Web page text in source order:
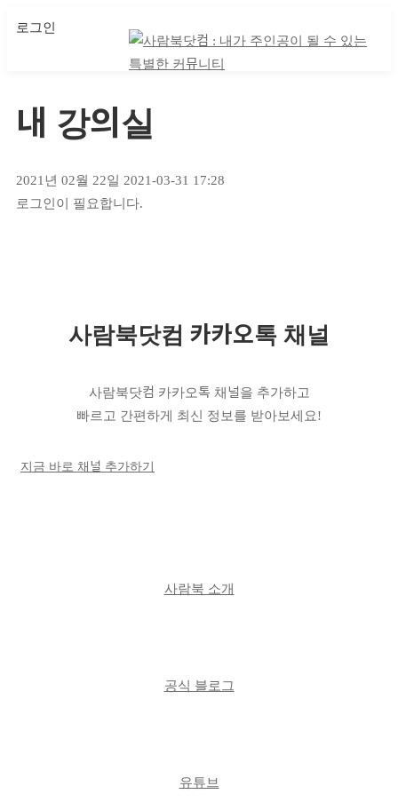
로그인
마이 클래스
내 강의실
2021년 02월 22일 2021-03-31 17:28
내
로그인이 필요합니다.
사람북닷컴 카카오톡 채널
사람북닷컴 카카오톡 채널을 추가하고
빠르고 간편하게 최신 정보를 받아보세요!
지금 바로 채널 추가하기
사람북 소개
공식 블로그
유튜브